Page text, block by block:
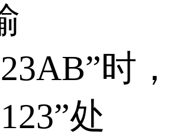
时，
处